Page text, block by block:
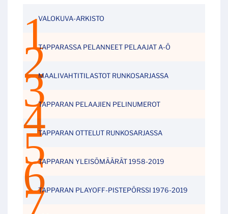
VALOKUVA-ARKISTO
TAPPARASSA PELANNEET PELAAJAT A-Ö
MAALIVAHTITILASTOT RUNKOSARJASSA
TAPPARAN PELAAJIEN PELINUMEROT
TAPPARAN OTTELUT RUNKOSARJASSA
TAPPARAN YLEISÖMÄÄRÄT 1958-2019
TAPPARAN PLAYOFF-PISTEPÖRSSI 1976-2019